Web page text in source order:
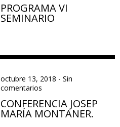
PROGRAMA VI
SEMINARIO
octubre 13, 2018 - Sin
comentarios
CONFERENCIA JOSEP
MARÍA MONTANER.